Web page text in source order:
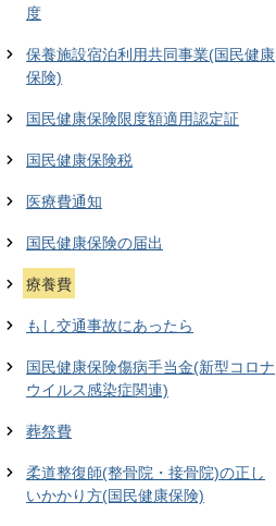
度
保養施設宿泊利用共同事業(国民健康
保険)
国民健康保険限度額適用認定証
国民健康保険税
医療費通知
国民健康保険の届出
療養費
もし交通事故にあったら
国民健康保険傷病手当金(新型コロナ
ウイルス感染症関連)
葬祭費
柔道整復師(整骨院・接骨院)の正し
いかかり方(国民健康保険)